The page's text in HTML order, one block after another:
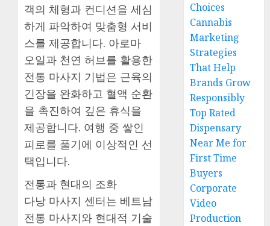
객의 체형과 컨디션을 세심
하게 파악하여 맞춤형 서비
스를 제공합니다. 아로마
오일과 천연 허브를 활용한
전통 마사지 기법은 근육의
긴장을 완화하고 혈액 순환
을 촉진하여 깊은 휴식을
제공합니다. 여행 중 쌓인
피로를 풀기에 이상적인 선
택입니다.
전통과 현대의 조화
다낭 마사지 센터는 베트남
전통 마사지와 현대적 기술
Choices
Cannabis
Marketing
Strategies
That Help
Brands Grow
Responsibly
Top Rated
Dispensary
Near Me for
First Time
Buyers
Corporate
Video
Production